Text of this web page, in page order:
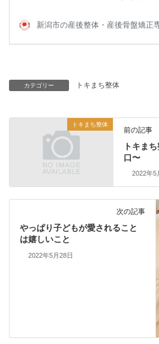
カテゴリー トキまち整体
トキまち整体
前の記事
トキま
口〜
2022年5
次の記事
やっぱり子どもが愛されること
は嬉しいこと
2022年5月28日